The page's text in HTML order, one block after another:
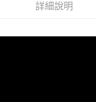
詳細說明